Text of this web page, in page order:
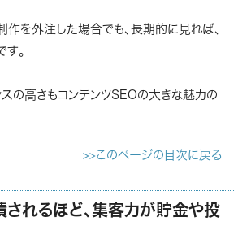
作を外注した場合でも、長期的に見れば、
。
スの高さもコンテンツSEOの大きな魅力の
>>このページの目次に戻る
されるほど、集客力が貯金や投